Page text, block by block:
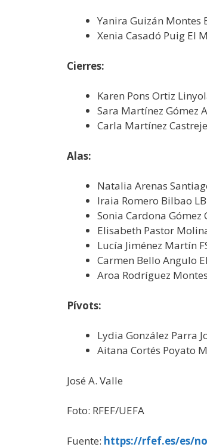
Yanira Guizán Montes
Xenia Casadó Puig El
Cierres:
Karen Pons Ortiz
Sara Martínez Gómez
Carla Martínez
Alas:
Natalia Arenas
Iraia Romero Bilbao
Sonia Cardona Gómez
Elisabeth Pastor
Lucía Jiménez Martín
Carmen Bello Angulo
Aroa Rodríguez
Pívots:
Lydia González Parra
Aitana Cortés Poyato
José A. Valle
Foto: RFEF/UEFA
Fuente: https://rfef.es/es/